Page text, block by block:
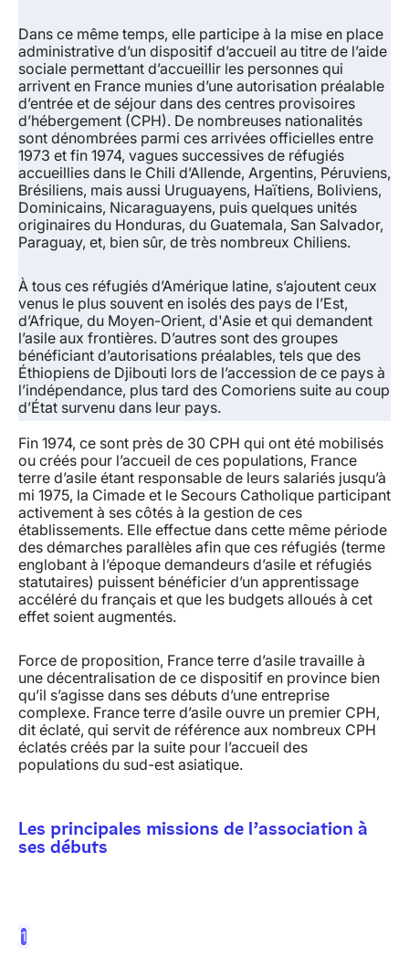
Dans ce même temps, elle participe à la mise en place
administrative d’un dispositif d’accueil au titre de l’aide
sociale permettant d’accueillir les personnes qui
arrivent en France munies d’une autorisation préalable
d’entrée et de séjour dans des centres provisoires
d’hébergement (CPH). De nombreuses nationalités
sont dénombrées parmi ces arrivées officielles entre
1973 et fin 1974, vagues successives de réfugiés
accueillies dans le Chili d’Allende, Argentins, Péruviens,
Brésiliens, mais aussi Uruguayens, Haïtiens, Boliviens,
Dominicains, Nicaraguayens, puis quelques unités
originaires du Honduras, du Guatemala, San Salvador,
Paraguay, et, bien sûr, de très nombreux Chiliens.
À tous ces réfugiés d’Amérique latine, s’ajoutent ceux
venus le plus souvent en isolés des pays de l’Est,
d’Afrique, du Moyen-Orient, d'Asie et qui demandent
l’asile aux frontières. D’autres sont des groupes
bénéficiant d’autorisations préalables, tels que des
Éthiopiens de Djibouti lors de l’accession de ce pays à
l’indépendance, plus tard des Comoriens suite au coup
d’État survenu dans leur pays.
Fin 1974, ce sont près de 30 CPH qui ont été mobilisés
ou créés pour l’accueil de ces populations, France
terre d’asile étant responsable de leurs salariés jusqu’à
mi 1975, la Cimade et le Secours Catholique participant
activement à ses côtés à la gestion de ces
établissements. Elle effectue dans cette même période
des démarches parallèles afin que ces réfugiés (terme
englobant à l’époque demandeurs d’asile et réfugiés
statutaires) puissent bénéficier d’un apprentissage
accéléré du français et que les budgets alloués à cet
effet soient augmentés.
Force de proposition, France terre d’asile travaille à
une décentralisation de ce dispositif en province bien
qu’il s’agisse dans ses débuts d’une entreprise
complexe. France terre d’asile ouvre un premier CPH,
dit éclaté, qui servit de référence aux nombreux CPH
éclatés créés par la suite pour l’accueil des
populations du sud-est asiatique.
Les principales missions de l’association à
ses débuts
1